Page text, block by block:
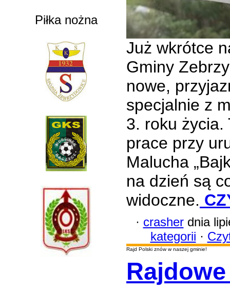
Piłka nożna
Już wkrótce
Gminy
nowe,
specjalnie z
3. roku życia.
prace przy
Malucha
na dzień są
widoczne.
· crasherdnia
kategorii ·
Rajd Polski znów w naszej gminie!